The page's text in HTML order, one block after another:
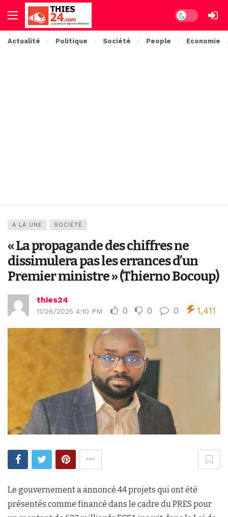
Dark mode
Actualité Politique Société People Economie
A LA UNE SOCIÉTÉ
« La propagande des chiffres ne
dissimulera pas les errances d’un
Premier ministre » (Thierno Bocoup)
thies24
11/26/2025 4:10 PM 0 0 0 1,411
Le gouvernement a annoncé 44 projets qui ont été
présentés comme financé dans le cadre du PRES pour